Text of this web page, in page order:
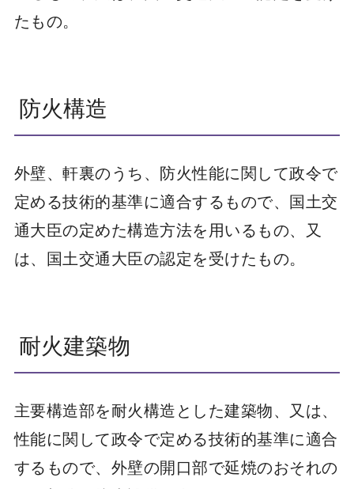
たもの。
防火構造
外壁、軒裏のうち、防火性能に関して政令で
定める技術的基準に適合するもので、国土交
通大臣の定めた構造方法を用いるもの、又
は、国土交通大臣の認定を受けたもの。
耐火建築物
主要構造部を耐火構造とした建築物、又は、
性能に関して政令で定める技術的基準に適合
するもので、外壁の開口部で延焼のおそれの